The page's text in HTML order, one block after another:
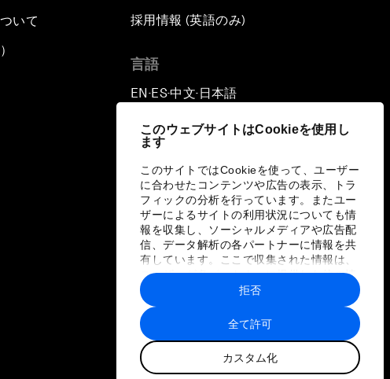
このウェブサイトはCookieを使用し
ます
このサイトではCookieを使って、ユーザー
に合わせたコンテンツや広告の表示、トラ
フィックの分析を行っています。またユー
ザーによるサイトの利用状況についても情
報を収集し、ソーシャルメディアや広告配
信、データ解析の各パートナーに情報を共
有しています。ここで収集された情報は、
ユーザーが各パートナーに提供した他の情
報や各パートナーのサービスを使用した際
に収集された情報と組み合わされ、各パー
トナーによって使用されることがありま
す。
全て許可
カスタム化
拒否
いて
採用情報 (英語のみ)
言語
EN ▪ ES▪中文▪ 日本語